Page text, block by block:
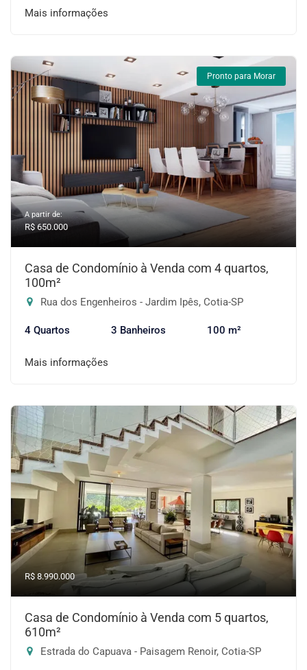
Mais informações
Pronto para Morar
A partir de:
R$ 650.000
Casa de Condomínio à Venda com 4 quartos,
100m²
Rua dos Engenheiros - Jardim Ipês, Cotia-SP
4 Quartos 3 Banheiros 100 m²
Mais informações
R$ 8.990.000
Casa de Condomínio à Venda com 5 quartos,
610m²
Estrada do Capuava - Paisagem Renoir, Cotia-SP